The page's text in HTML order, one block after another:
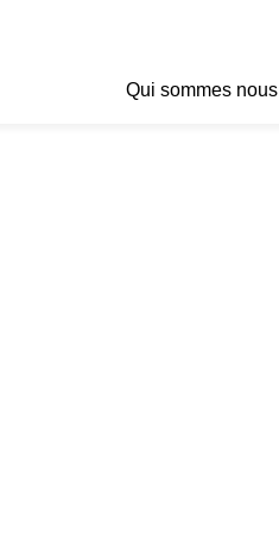
Qui sommes nous